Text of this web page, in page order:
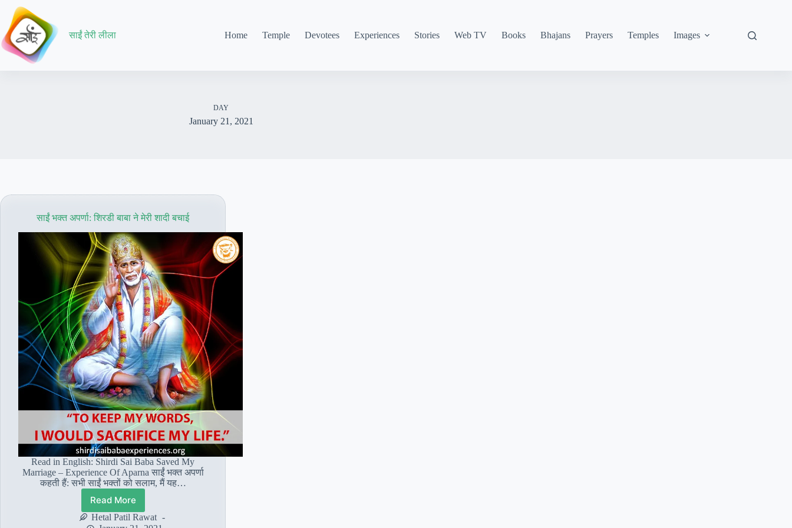
content
साईं तेरी लीला
Home Temple Devotees Experiences Stories Web TV Books Bhajans Prayers Temples Images
DAY
January 21, 2021
साईं भक्त अपर्णा: शिरडी बाबा ने मेरी शादी बचाई
Read in English: Shirdi Sai Baba Saved My
Marriage – Experience Of Aparna साईं भक्त अपर्णा
कहती हैं: सभी साईं भक्तों को सलाम, मैं यह…
Read More
साईं
भक्त
Hetal Patil Rawat